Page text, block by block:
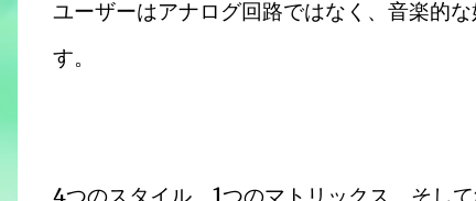
ユーザーはアナログ回路ではなく、音楽的
す。
4つのスタイル、1つのマトリックス、そし